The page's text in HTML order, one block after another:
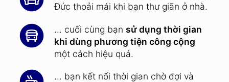
Đức thoải mái khi bạn thư giãn ở nhà.
... cuối cùng bạn sử dụng thời gian
khi dùng phương tiện công cộng
một cách hiệu quả.
... bạn kết nối thời gian chờ đợi và